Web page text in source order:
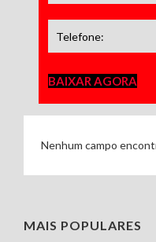
BAIXAR AGORA
Nenhum campo
MAIS POPULARES